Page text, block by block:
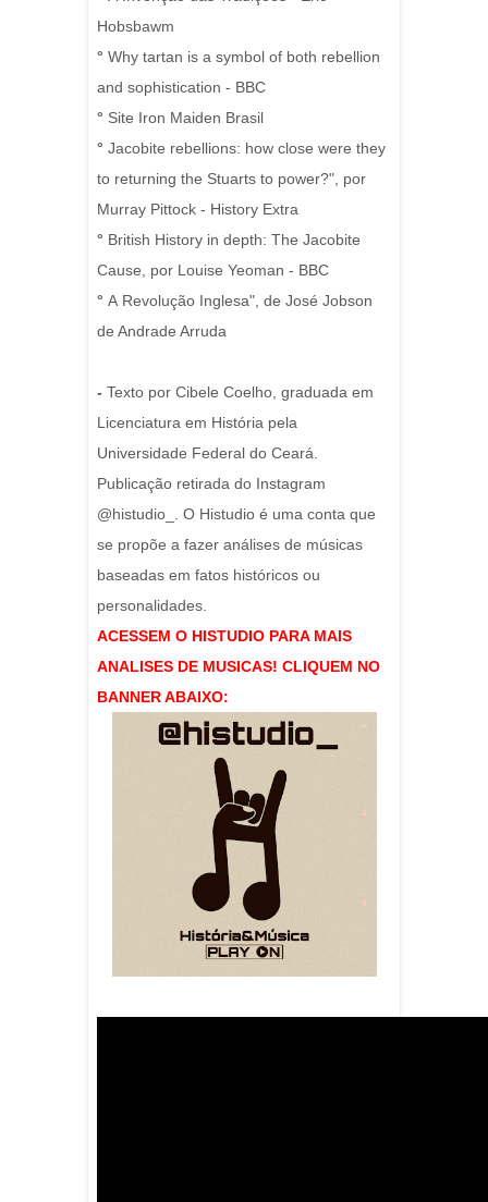
Hobsbawm
° Why tartan is a symbol of both rebellion
and sophistication - BBC
° Site Iron Maiden Brasil
° Jacobite rebellions: how close were they
to returning the Stuarts to power?", por
Murray Pittock - History Extra
° British History in depth: The Jacobite
Cause, por Louise Yeoman - BBC
° A Revolução Inglesa", de José Jobson
de Andrade Arruda
- Texto por Cibele Coelho, graduada em
Licenciatura em História pela
Universidade Federal do Ceará.
Publicação retirada do Instagram
@histudio_. O Histudio é uma conta que
se propõe a fazer análises de músicas
baseadas em fatos históricos ou
personalidades.
ACESSEM O HISTUDIO PARA MAIS
ANALISES DE MUSICAS! CLIQUEM NO
BANNER ABAIXO: